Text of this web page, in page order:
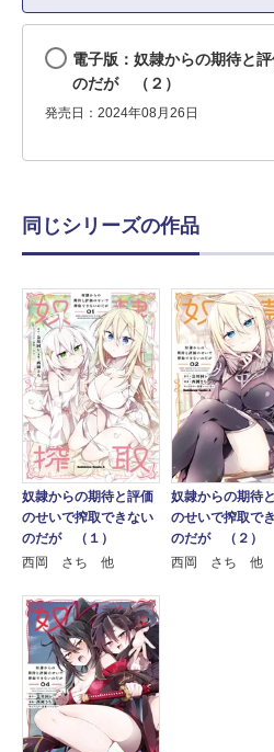
電子版：奴隷からの期待と
のだが （２）
発売日：2024年08月26日
同じシリーズの作品
奴隷からの期待と評価
のせいで搾取できない
のだが （１）
西岡 さち 他
奴隷からの期待
のせいで搾取で
のだが （２）
西岡 さち 他